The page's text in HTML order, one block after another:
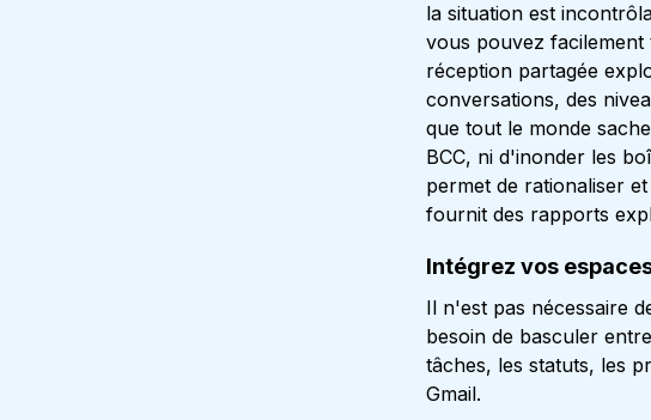
la situation est
vous pouvez
réception partagée
conversations, des
que tout le monde
BCC, ni d'inonder les
permet de rationaliser
fournit des rapports
Intégrez vos
Il n'est pas nécessaire
besoin de basculer
tâches, les statuts, les
Gmail.